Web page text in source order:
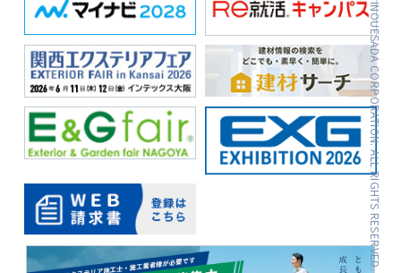
INOUESADA CORPORATION. ALL RIGHTS RESERVED.